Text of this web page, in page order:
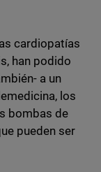
cardiopatías
han podido
a un
los
bombas de
pueden ser